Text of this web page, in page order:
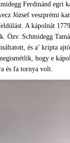
Ferdinánd egri
József veszprémi
A kápolnát
Özv. Schmidegg
és a’ kripta
hogy e
és fa tornya volt.